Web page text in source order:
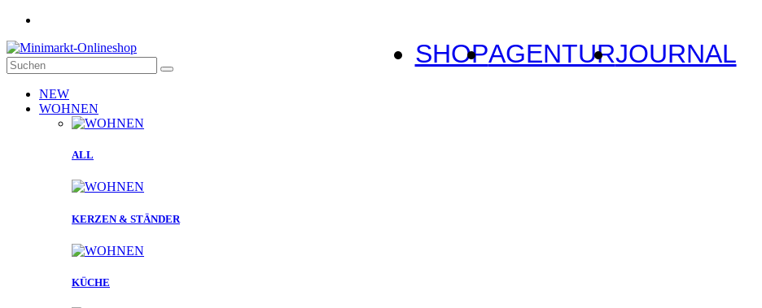
SHOPAGENTURJOURNAL
NEW
WOHNEN
ALL
KERZEN & STÄNDER
KÜCHE